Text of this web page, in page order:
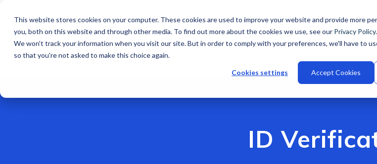
This website stores cookies on your computer. These cookies are used to improve your website and provide more
you, both on this website and through other media. To find out more about the cookies we use, see our Privacy Policy.
We won't track your information when you visit our site. But in order to comply with your preferences, we'll have to
so that you're not asked to make this choice again.
Cookies settings Accept Cookies
ES
Productos Industrias Por Qué Talview
ID